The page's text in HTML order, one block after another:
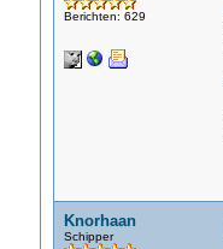
Berichten: 629
Knorhaan
Schipper